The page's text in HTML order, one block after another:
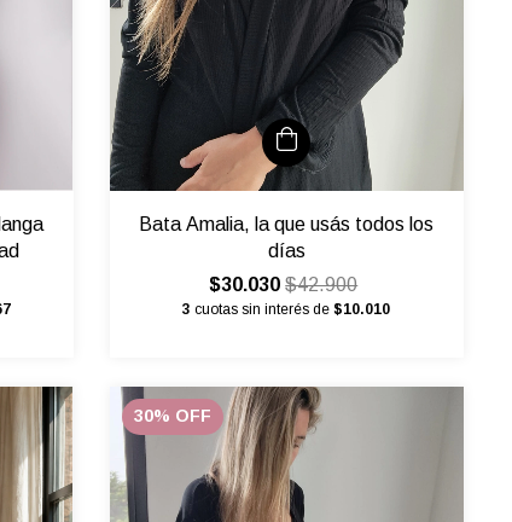
Bata Amalia, la que usás todos los
días
$30.030$42.900
3 cuotas sin interés de$10.010
30% OFF